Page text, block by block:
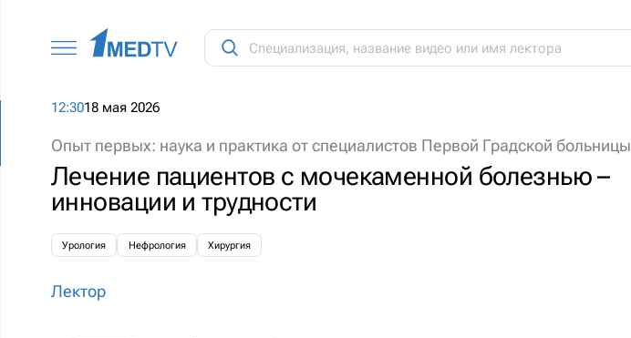
12:3018 мая 2026
Опыт первых: наука и практика от специалистов Первой Градской больницы
Лечение пациентов с мочекаменной болезнью –
инновации и трудности
Урология Нефрология Хирургия
Лектор